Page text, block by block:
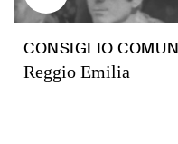
CONSIGLIO
Reggio Emilia